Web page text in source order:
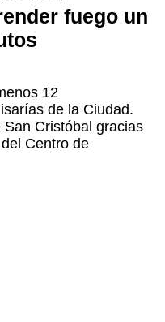
fuego un
12
de la Ciudad.
Cristóbal gracias
Centro de